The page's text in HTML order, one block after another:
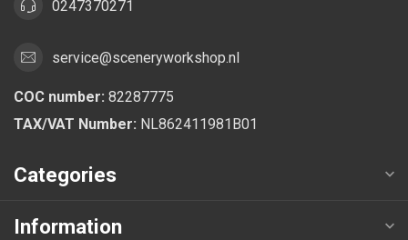
0247370271
service@sceneryworkshop.nl
COC number: 82287775
TAX/VAT Number: NL862411981B01
Categories
Information